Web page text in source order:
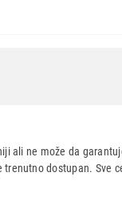
ali ne može da
dostupan. Sve